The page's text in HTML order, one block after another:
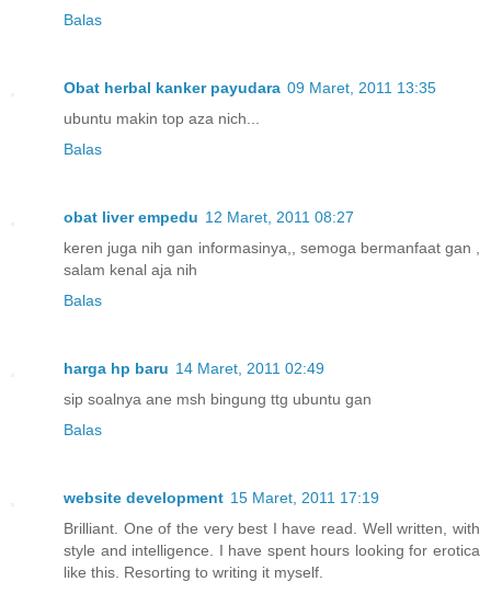
Balas
Obat herbal kanker payudara 09 Maret, 2011 13:35
ubuntu makin top aza nich...
Balas
obat liver empedu 12 Maret, 2011 08:27
keren juga nih gan informasinya,, semoga bermanfaat gan ,
salam kenal aja nih
Balas
harga hp baru 14 Maret, 2011 02:49
sip soalnya ane msh bingung ttg ubuntu gan
Balas
website development 15 Maret, 2011 17:19
Brilliant. One of the very best I have read. Well written, with
style and intelligence. I have spent hours looking for erotica
like this. Resorting to writing it myself.